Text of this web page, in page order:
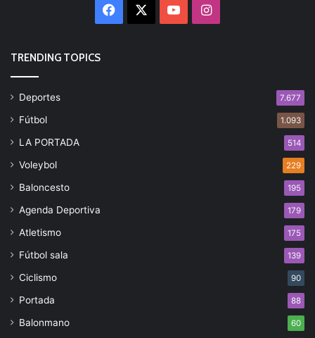
Facebook YouTubeInstagram
TRENDING TOPICS
Deportes 7.677
Fútbol 1.093
LA PORTADA 514
Voleybol 229
Baloncesto 195
Agenda Deportiva 179
Atletismo 175
Fútbol sala 139
Ciclismo 90
Portada 88
Balonmano 60